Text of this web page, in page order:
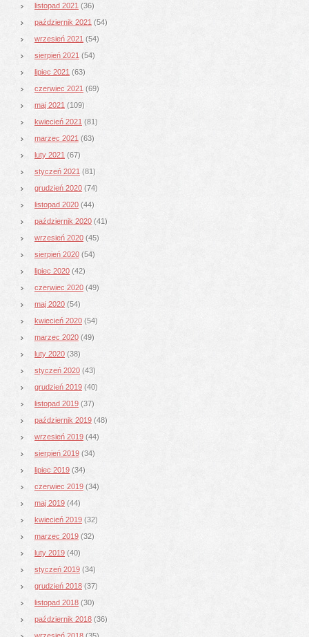
listopad 2021 (36)
październik 2021 (54)
wrzesień 2021 (54)
sierpień 2021 (54)
lipiec 2021 (63)
czerwiec 2021 (69)
maj 2021 (109)
kwiecień 2021 (81)
marzec 2021 (63)
luty 2021 (67)
styczeń 2021 (81)
grudzień 2020 (74)
listopad 2020 (44)
październik 2020 (41)
wrzesień 2020 (45)
sierpień 2020 (54)
lipiec 2020 (42)
czerwiec 2020 (49)
maj 2020 (54)
kwiecień 2020 (54)
marzec 2020 (49)
luty 2020 (38)
styczeń 2020 (43)
grudzień 2019 (40)
listopad 2019 (37)
październik 2019 (48)
wrzesień 2019 (44)
sierpień 2019 (34)
lipiec 2019 (34)
czerwiec 2019 (34)
maj 2019 (44)
kwiecień 2019 (32)
marzec 2019 (32)
luty 2019 (40)
styczeń 2019 (34)
grudzień 2018 (37)
listopad 2018 (30)
październik 2018 (36)